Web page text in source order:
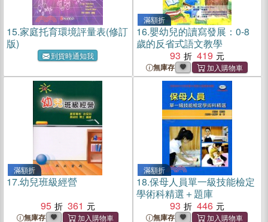
15.家庭托育環境評量表(修訂
版)
到貨時通知我
滿額折
16.嬰幼兒的讀寫發展：0-8
歲的反省式語文教學
93
419
無庫存
滿額折
17.幼兒班級經營
95
361
無庫存
滿額折
18.保母人員單一級技能檢定
學術科精選＋題庫
93
446
無庫存